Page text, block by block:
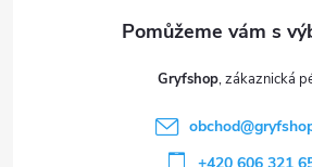
Gryfshop
obchod@
+420 606 321